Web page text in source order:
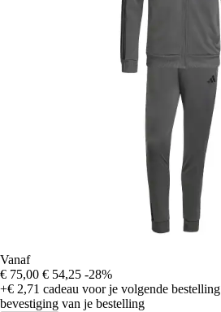
Vanaf
€ 75,00 € 54,25 -28%
+€ 2,71 cadeau voor je volgende bestelling
bevestiging van je bestelling